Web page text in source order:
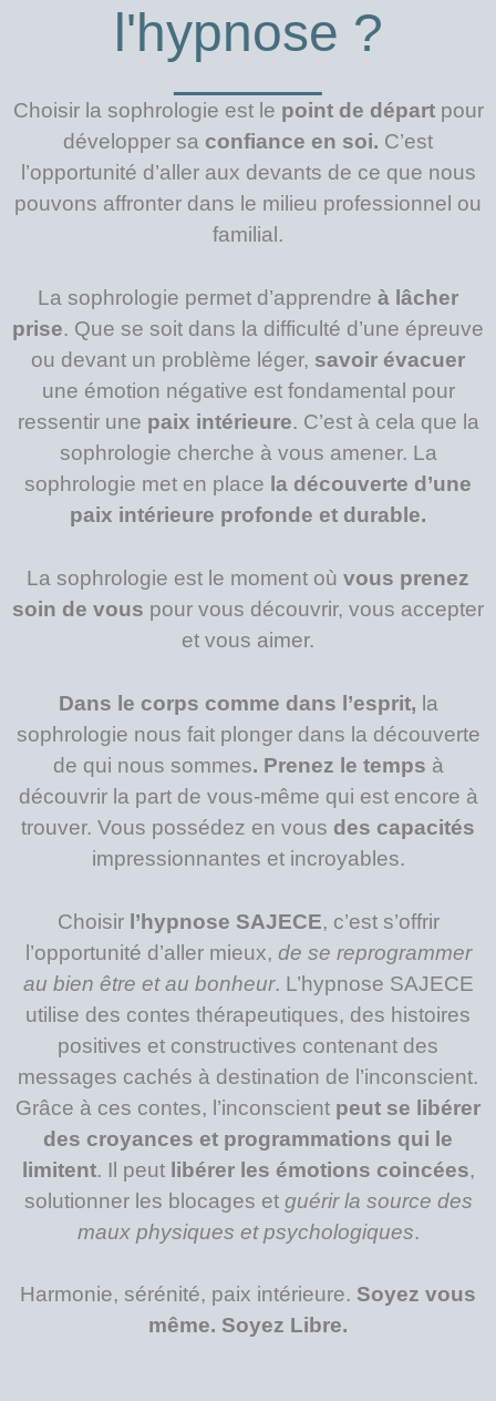
l'hypnose ?
Choisir la sophrologie est le point de départpour
développer sa confiance en soi. C’est
l’opportunité d’aller aux devants de ce que nous
pouvons affronter dans le milieu professionnel ou
familial.
La sophrologie permet d’apprendre à lâcher
prise. Que se soit dans la difficulté d’une épreuve
ou devant un problème léger, savoir évacuer
une émotion négative est fondamental pour
ressentir une paix intérieure. C’est à cela que la
sophrologie cherche à vous amener. La
sophrologie met en place la découverte d’une
paix intérieure profonde et durable.
La sophrologie est le moment où vous prenez
soin de vous pour vous découvrir, vous accepter
et vous aimer.
Dans le corps comme dans l’esprit, la
sophrologie nous fait plonger dans la découverte
de qui nous sommes. Prenez le temps à
découvrir la part de vous-même qui est encore à
trouver. Vous possédez en vous des capacités
impressionnantes et incroyables.
Choisirl’hypnose SAJECE, c’est s’offrir
l’opportunité d’aller mieux, de se reprogrammer
au bien être et au bonheur. L’hypnose SAJECE
utilise des contes thérapeutiques, des histoires
positives et constructives contenant des
messages cachés à destination de l’inconscient.
Grâce à ces contes, l’inconscient peut se libérer
des croyances et programmations qui le
limitent. Il peutlibérer les émotions coincées,
solutionner les blocages et guérir la source des
maux physiques et psychologiques.
Harmonie, sérénité, paix intérieure. Soyez vous
même. Soyez Libre.